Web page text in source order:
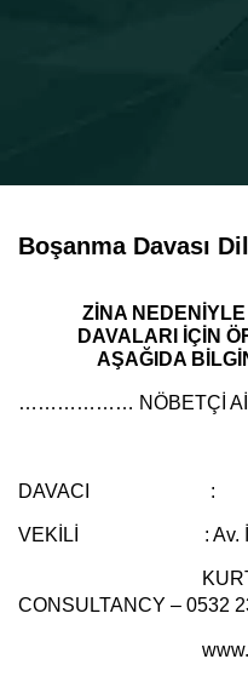
Boşanma Davası
ZİNA
DAVALARI İÇİN
AŞAĞIDA
……………… NÖBETÇİ
DAVACI :
VEKİLİ : Av.
KURT
CONSULTANCY – 0532